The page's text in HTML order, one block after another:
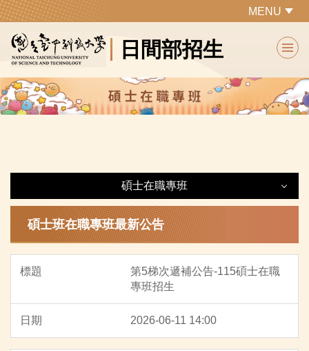
跳
主
要
內
容
區
日間部招生
MENU
碩士在職專班
碩士在職專班
招生重要日程
碩士班在職專班最新公告
第5梯次遞補公告-115碩士在職
專班招生
2026-06-11 14:00